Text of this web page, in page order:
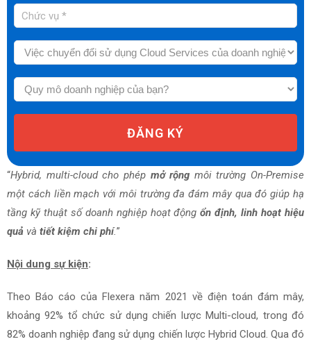
“Hybrid, multi-cloud cho phép mở rộng môi trường On-Premise
một cách liền mạch với môi trường đa đám mây qua đó giúp hạ
tầng kỹ thuật số doanh nghiệp hoạt độngổn định, linh hoạt hiệu
quả và tiết kiệm chi phí.”
Nội dung sự kiện:
Theo Báo cáo của Flexera năm 2021 về điện toán đám mây,
khoảng 92% tổ chức sử dụng chiến lược Multi-cloud, trong đó
82% doanh nghiệp đang sử dụng chiến lược Hybrid Cloud. Qua đó